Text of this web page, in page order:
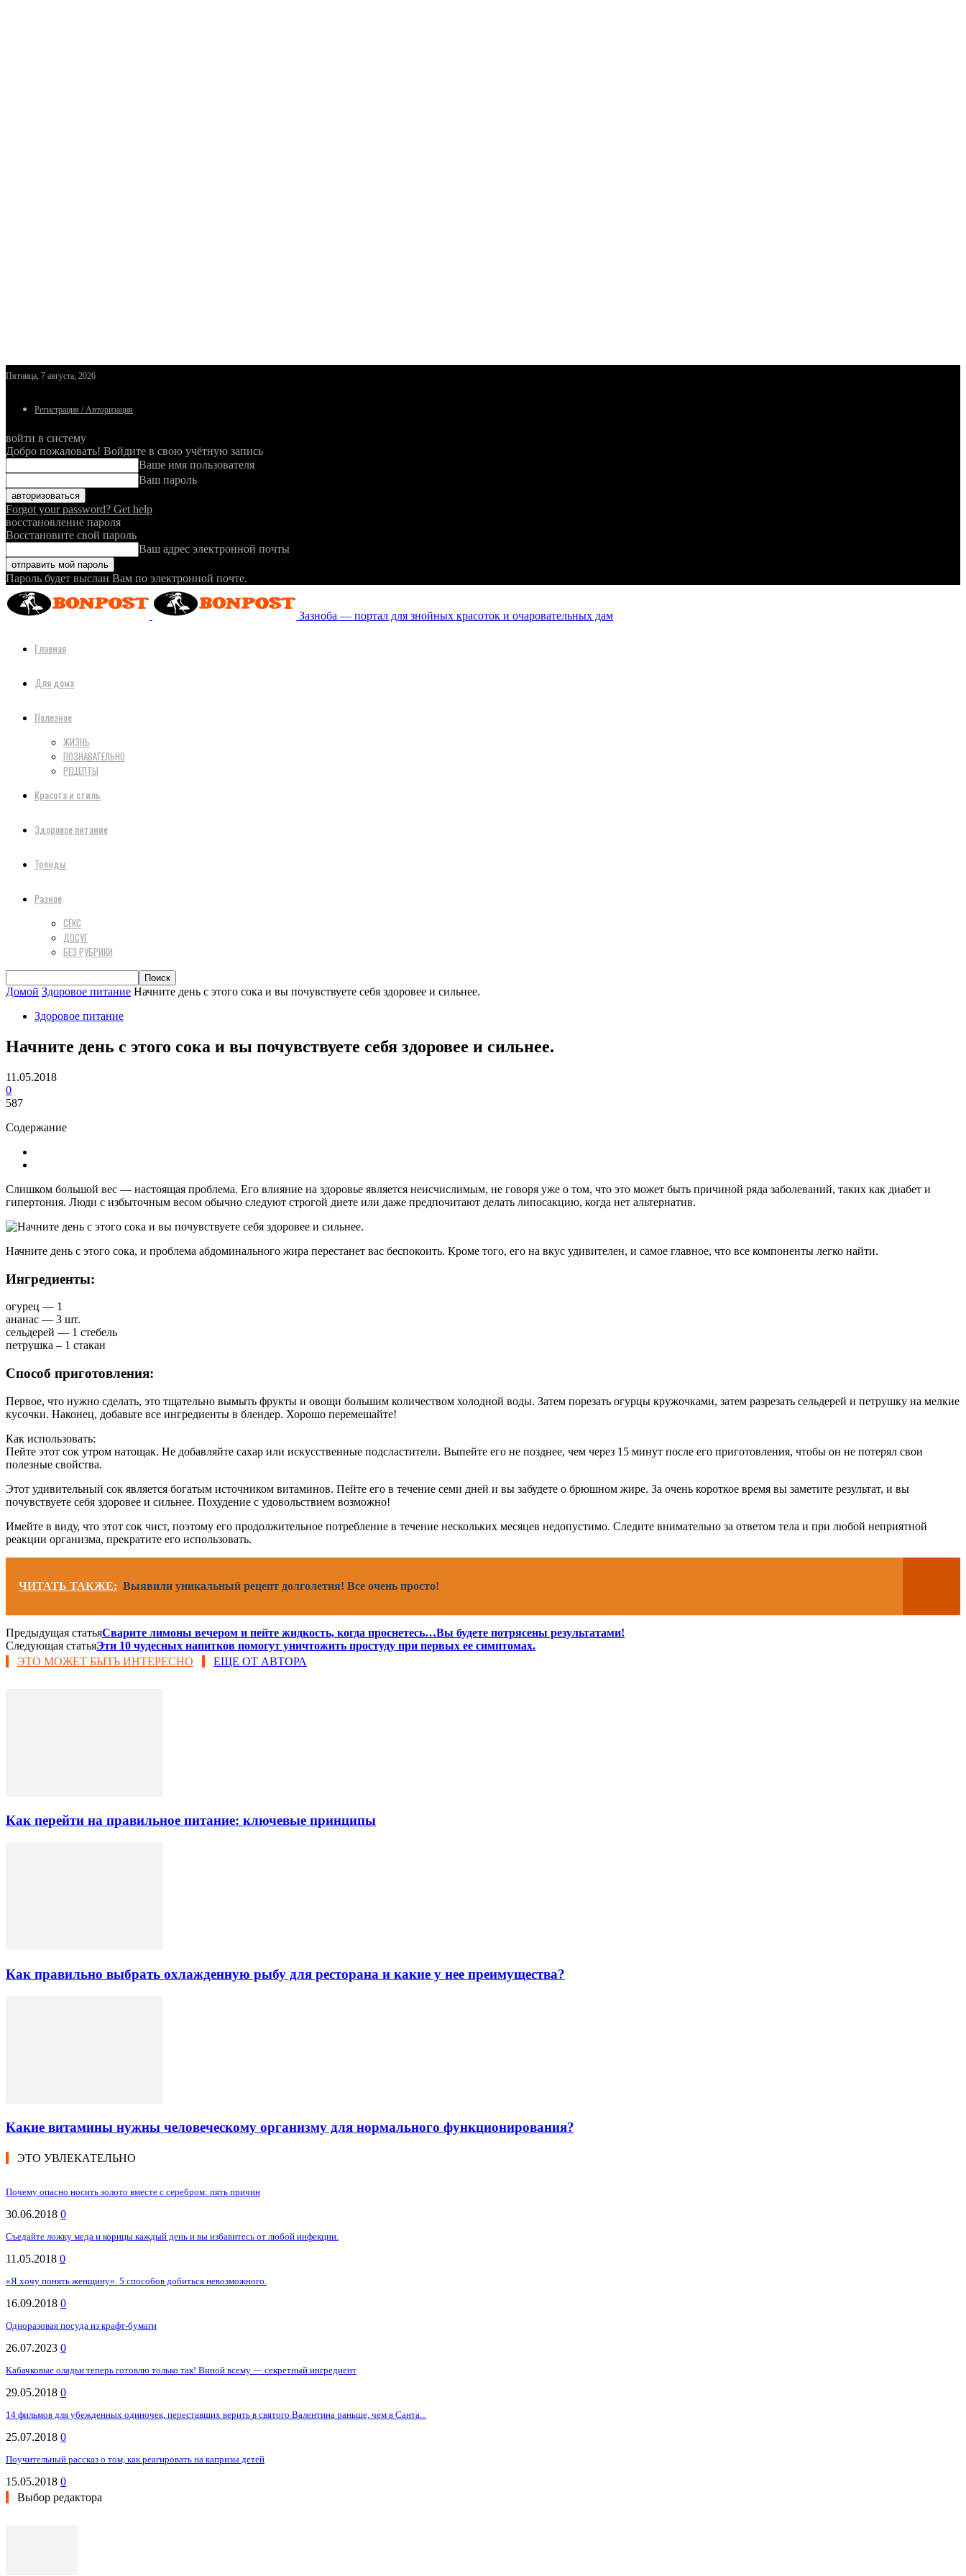
Пятница, 7 августа, 2026
Регистрация / Авторизация
войти в систему
Добро пожаловать! Войдите в свою учётную запись
Ваше имя пользователя
Ваш пароль
Forgot your password? Get help
восстановление пароля
Восстановите свой пароль
Ваш адрес электронной почты
Пароль будет выслан Вам по электронной почте.
Зазноба — портал для знойных красоток и очаровательных дам
Главная
Для дома
Полезное
ЖИЗНЬ
ПОЗНАВАТЕЛЬНО
РЕЦЕПТЫ
Красота и стиль
Здоровое питание
Тренды
Разное
СЕКС
ДОСУГ
БЕЗ РУБРИКИ
Домой Здоровое питание Начните день с этого сока и вы почувствуете себя здоровее и сильнее.
Здоровое питание
Начните день с этого сока и вы почувствуете себя здоровее и сильнее.
11.05.2018
0
587
Содержание
Слишком большой вес — настоящая проблема. Его влияние на здоровье является неисчислимым, не говоря уже о том, что это может быть причиной ряда заболеваний, таких как диабет и
гипертония. Люди с избыточным весом обычно следуют строгой диете или даже предпочитают делать липосакцию, когда нет альтернатив.
Начните день с этого сока, и проблема абдоминального жира перестанет вас беспокоить. Кроме того, его на вкус удивителен, и самое главное, что все компоненты легко найти.
Ингредиенты:
огурец — 1
ананас — 3 шт.
сельдерей — 1 стебель
петрушка – 1 стакан
Способ приготовления:
Первое, что нужно сделать, это тщательно вымыть фрукты и овощи большим количеством холодной воды. Затем порезать огурцы кружочками, затем разрезать сельдерей и петрушку на мелкие
кусочки. Наконец, добавьте все ингредиенты в блендер. Хорошо перемешайте!
Как использовать:
Пейте этот сок утром натощак. Не добавляйте сахар или искусственные подсластители. Выпейте его не позднее, чем через 15 минут после его приготовления, чтобы он не потерял свои
полезные свойства.
Этот удивительный сок является богатым источником витаминов. Пейте его в течение семи дней и вы забудете о брюшном жире. За очень короткое время вы заметите результат, и вы
почувствуете себя здоровее и сильнее. Похудение с удовольствием возможно!
Имейте в виду, что этот сок чист, поэтому его продолжительное потребление в течение нескольких месяцев недопустимо. Следите внимательно за ответом тела и при любой неприятной
реакции организма, прекратите его использовать.
ЧИТАТЬ ТАКЖЕ: Выявили уникальный рецепт долголетия! Все очень просто!
Предыдущая статьяСварите лимоны вечером и пейте жидкость, когда проснетесь…Вы будете потрясены результатами!
Следующая статьяЭти 10 чудесных напитков помогут уничтожить простуду при первых ее симптомах.
ЭТО МОЖЕТ БЫТЬ ИНТЕРЕСНО
ЕЩЕ ОТ АВТОРА
Как перейти на правильное питание: ключевые принципы
Как правильно выбрать охлажденную рыбу для ресторана и какие у нее преимущества?
Какие витамины нужны человеческому организму для нормального функционирования?
ЭТО УВЛЕКАТЕЛЬНО
Почему опасно носить золото вместе с серебром: пять причин
30.06.2018 0
Съедайте ложку меда и корицы каждый день и вы избавитесь от любой инфекции.
11.05.2018 0
«Я хочу понять женщину». 5 способов добиться невозможного.
16.09.2018 0
Одноразовая посуда из крафт-бумаги
26.07.2023 0
Кабачковые оладьи теперь готовлю только так! Виной всему — секретный ингредиент
29.05.2018 0
14 фильмов для убежденных одиночек, переставших верить в святого Валентина раньше, чем в Санта...
25.07.2018 0
Поучительный рассказ о том, как реагировать на капризы детей
15.05.2018 0
Выбор редактора